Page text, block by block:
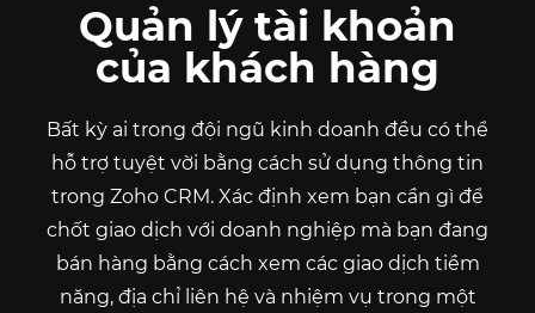
Quản lý tài khoản
của khách hàng
Bất kỳ ai trong đội ngũ kinh doanh đều có thể
hỗ trợ tuyệt vời bằng cách sử dụng thông tin
trong Zoho CRM. Xác định xem bạn cần gì để
chốt giao dịch với doanh nghiệp mà bạn đang
bán hàng bằng cách xem các giao dịch tiềm
năng, địa chỉ liên hệ và nhiệm vụ trong một